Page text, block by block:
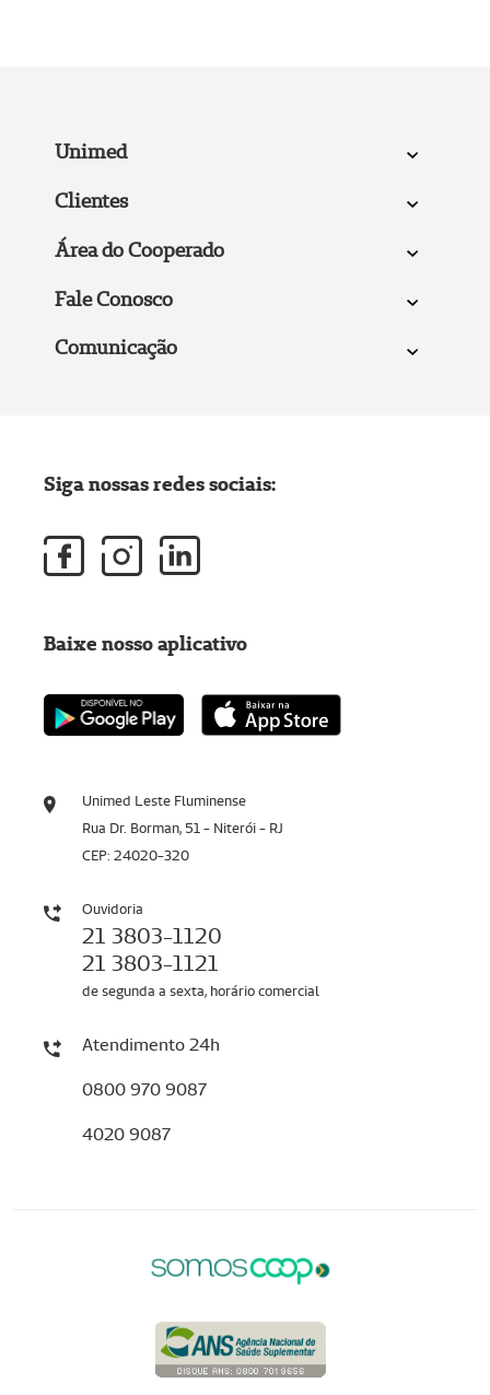
Unimed
Clientes
Área do Cooperado
Fale Conosco
Comunicação
Unimed Leste Fluminense
Rua Dr. Borman, 51 - Niterói - RJ
CEP: 24020-320
Ouvidoria
21 3803-1120
21 3803-1121
de segunda a sexta, horário comercial
Atendimento 24h
0800 970 9087
4020 9087
Siga nossas redes sociais:
Baixe nosso aplicativo